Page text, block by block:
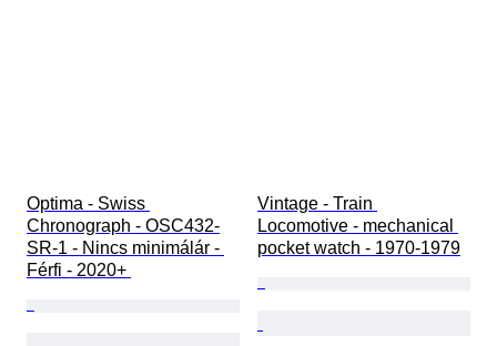
Optima - Swiss
Chronograph - OSC432-
SR-1 - Nincs minimálár -
Férfi - 2020+
Vintage - Train
Locomotive - mechanical
pocket watch - 1970-1979